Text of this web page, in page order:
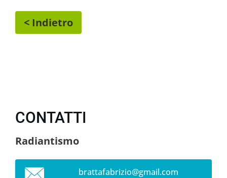
< Indietro
CONTATTI
Radiantismo
brattafabrizio@gmail.com